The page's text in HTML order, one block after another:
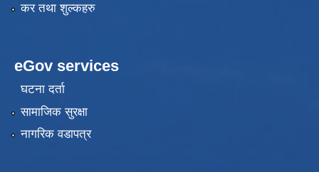
कर तथा शुल्कहरु
eGov services
घटना दर्ता
सामाजिक सुरक्षा
नागरिक वडापत्र